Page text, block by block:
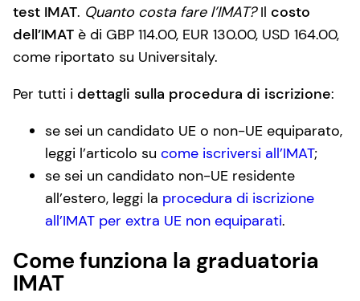
test IMAT. Quanto costa fare l’IMAT?Il costo
dell’IMAT è di GBP 114.00, EUR 130.00, USD 164.00,
come riportato su Universitaly.
Per tutti i dettagli sulla procedura di iscrizione:
se sei un candidato UE o non-UE equiparato,
leggi l’articolo su come iscriversi all’IMAT;
se sei un candidato non-UE residente
all’estero, leggi la procedura di iscrizione
all’IMAT per extra UE non equiparati.
Come funziona la graduatoria
IMAT